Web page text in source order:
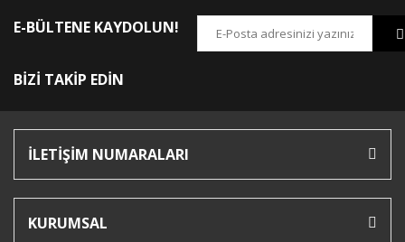
E-BÜLTENE KAYDOLUN!
BİZİ TAKİP EDİN
İLETİŞİM NUMARALARI
KURUMSAL